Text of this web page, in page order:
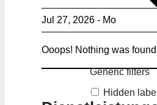
Generic filters
Hidden label
Jul 27, 2026 - Mo
Ooops! Nothing was